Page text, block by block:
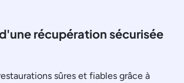
récupération sécurisée
sûres et fiables grâce à